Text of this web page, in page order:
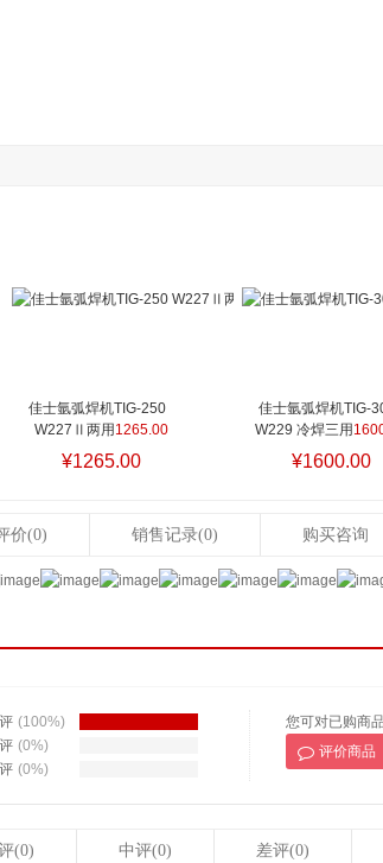
佳士氩弧焊机TIG-250
W227Ⅱ两用 1265.00
¥1265.00
佳士氩弧焊机TIG-
W229 冷焊三用
¥1600.00
价(0) 销售记录(0) 购买咨询
(100%)
(0%)
(0%)
您可对已购商
评价商品
(0) 中评(0) 差评(0)